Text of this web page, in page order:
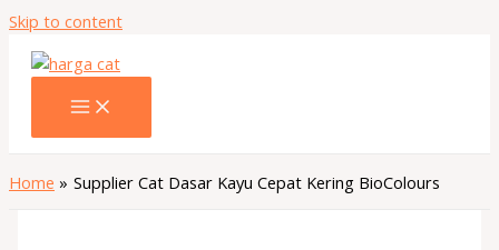
Skip to content
Home Supplier Cat Dasar Kayu Cepat Kering BioColours